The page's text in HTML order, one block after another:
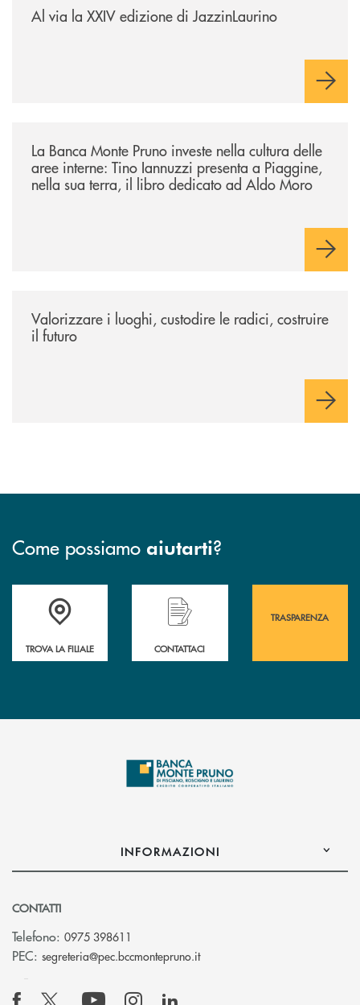
Al via la XXIV edizione di JazzinLaurino
La Banca Monte Pruno investe nella cultura delle
aree interne: Tino Iannuzzi presenta a Piaggine,
nella sua terra, il libro dedicato ad Aldo Moro
Valorizzare i luoghi, custodire le radici, costruire
il futuro
Come possiamo aiutarti?
Accedi all' elenco completo&nbsp; delle&nbsp; filiali&nbsp; di Banca
TROVA LA FILIALE
Hai bisogno di assistenza immediata?
CONTATTACI
TRASPARENZA
INFORMAZIONI
CONTATTI
Telefono: 0975 398611
PEC: segreteria@pec.bccmontepruno.it(si apre l’app di posta